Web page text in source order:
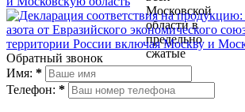
Обратный звонок
Имя: *
Телефон: *